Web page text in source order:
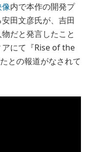
像内で本作の開発プ
田文彦氏が、吉田
だと発言したこと
アにて『Rise of the
との報道がなされて